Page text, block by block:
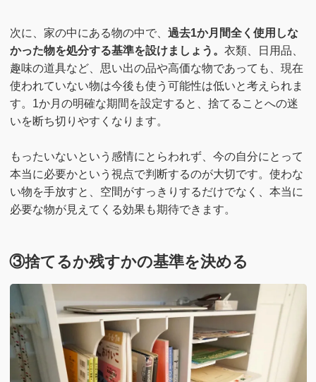
次に、家の中にある物の中で、 過去1か月間全く使用しな
かった物を処分する基準を設けましょう。 衣類、日用品、
趣味の道具など、思い出の品や高価な物であっても、現在
使われていない物は今後も使う可能性は低いと考えられま
す。1か月の明確な期間を設定すると、捨てることへの迷
いを断ち切りやすくなります。
もったいないという感情にとらわれず、今の自分にとって
本当に必要かという視点で判断するのが大切です。使わな
い物を手放すと、空間がすっきりするだけでなく、本当に
必要な物が見えてくる効果も期待できます。
③捨てるか残すかの基準を決める